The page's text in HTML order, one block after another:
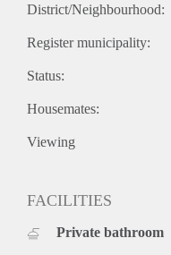
District/Neighbourhood:
Register municipality:
Status:
Housemates:
Viewing
FACILITIES
Private bathroom